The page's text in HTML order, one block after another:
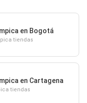
en Bogotá
tiendas
en Cartagena
tiendas